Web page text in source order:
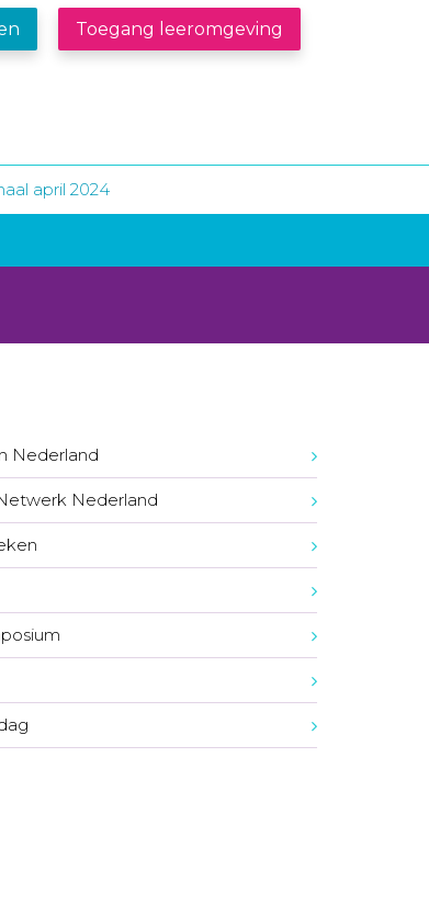
Toegang leeromgeving
april 2024
Nederland
Nederland